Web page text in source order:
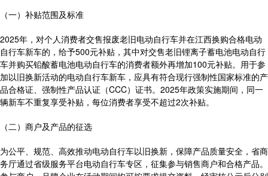
（一）补贴范围及标准
2025年，对个人消费者交售报废老旧电动自行车并在江西换购合格电动
自行车新车的，给予500元补贴，其中对交售老旧锂离子蓄电池电动自行
车并购买铅酸蓄电池电动自行车的消费者额外再增加100元补贴。用于参
加以旧换新活动的电动自行车新车，应具有符合现行强制性国家标准的产
品合格证、强制性产品认证（CCC）证书。2025年政策实施期间，同一
辆新车不重复享受补贴，每位消费者享受不超过2次补贴。
（二）商户及产品的征选
为公平、规范、高效推动电动自行车以旧换新，保障产品质量安全，省商
务厅通过省级服务平台电动自行车专区，征集参与销售商户和合格产品。